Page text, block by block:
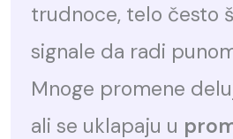
trudnoce, telo često
signale da radi
Mnoge promene
ali se uklapaju u